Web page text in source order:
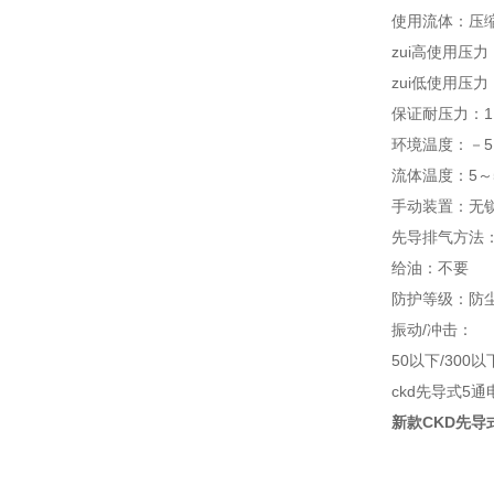
使用流体：压
zui高使用压力
zui低使用压力
保证耐压力：
环境温度：－
流体温度：5
手动装置：无
先导排气方法
给油：不要
防护等级：防
振动/冲击：
50以下/300以
ckd先导式5通
新款CKD先导